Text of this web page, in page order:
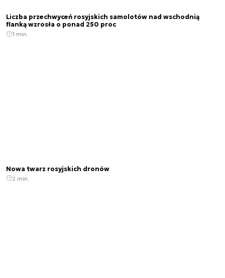
Liczba przechwyceń rosyjskich samolotów nad wschodnią
flanką wzrosła o ponad 250 proc
1 min.
Nowa twarz rosyjskich dronów
2 min.